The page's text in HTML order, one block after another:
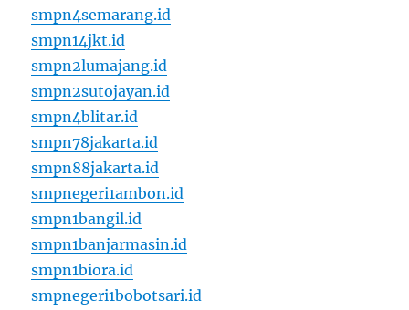
smpn4semarang.id
smpn14jkt.id
smpn2lumajang.id
smpn2sutojayan.id
smpn4blitar.id
smpn78jakarta.id
smpn88jakarta.id
smpnegeri1ambon.id
smpn1bangil.id
smpn1banjarmasin.id
smpn1biora.id
smpnegeri1bobotsari.id